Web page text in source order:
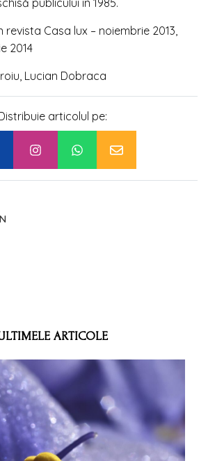
publicului în 1985.
Casa lux – noiembrie 2013,
2014
Lucian Dobraca
articolul pe:
ARTICOLE